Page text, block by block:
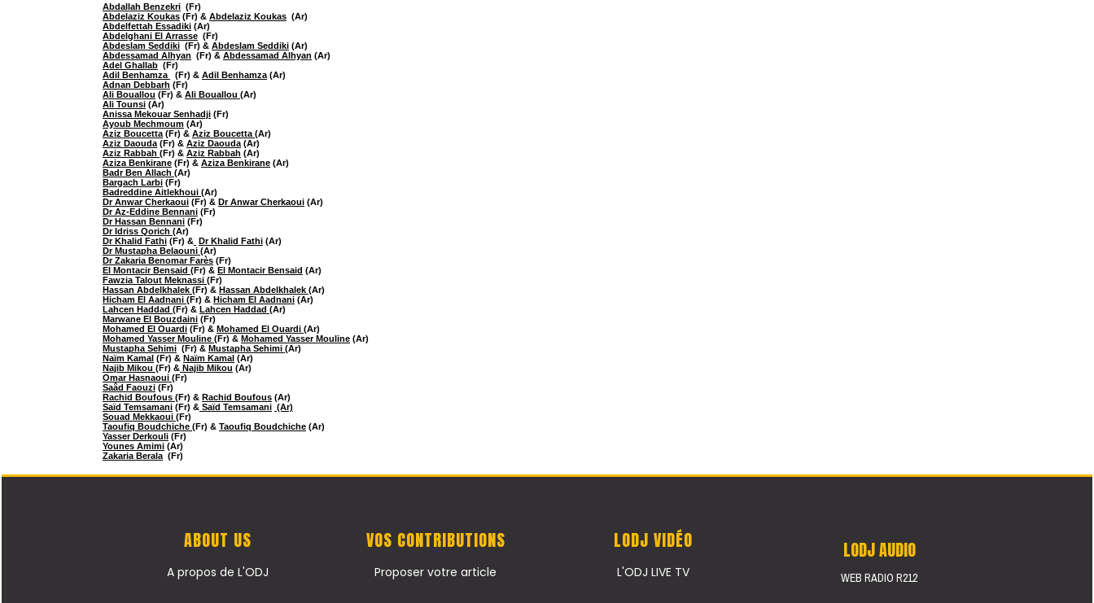
Abdallah Benzekri (Fr)
Abdelaziz Koukas (Fr) & Abdelaziz Koukas (Ar)
Abdelfettah Essadiki (Ar)
Abdelghani El Arrasse (Fr)
Abdeslam Seddiki (Fr) & Abdeslam Seddiki (Ar)
Abdessamad Alhyan (Fr) & Abdessamad Alhyan (Ar)
Adel Ghallab (Fr)
Adil Benhamza
(Fr) & Adil Benhamza (Ar)
Adnan Debbarh (Fr)
Ali Bouallou (Fr) & Ali Bouallou (Ar)
Ali Tounsi (Ar)
Anissa Mekouar Senhadji (Fr)
Ayoub Mechmoum (Ar)
Aziz Boucetta (Fr) & Aziz Boucetta (Ar)
Aziz Daouda (Fr) & Aziz Daouda (Ar)
Aziz Rabbah (Fr) & Aziz Rabbah (Ar)
Aziza Benkirane (Fr) & Aziza Benkirane (Ar)
Badr Ben Allach (Ar)
Bargach Larbi (Fr)
Badreddine Aitlekhoui (Ar)
Dr Anwar Cherkaoui (Fr) & Dr Anwar Cherkaoui (Ar)
Dr Az-Eddine Bennani (Fr)
Dr Hassan Bennani (Fr)
Dr Idriss Qorich (Ar)
Dr Khalid Fathi (Fr) & Dr Khalid Fathi (Ar)
Dr Mustapha Belaouni (Ar)
Dr Zakaria Benomar Farès (Fr)
El Montacir Bensaid (Fr) & El Montacir Bensaid (Ar)
Fawzia Talout Meknassi (Fr)
Hassan Abdelkhalek (Fr) & Hassan Abdelkhalek (Ar)
Hicham El Aadnani (Fr) & Hicham El Aadnani (Ar)
Lahcen Haddad (Fr) & Lahcen Haddad (Ar)
Marwane El Bouzdaini (Fr)
Mohamed El Ouardi (Fr) & Mohamed El Ouardi (Ar)
Mohamed Yasser Mouline (Fr) & Mohamed Yasser Mouline (Ar)
Mustapha Sehimi (Fr) & Mustapha Sehimi (Ar)
Naïm Kamal (Fr) & Naïm Kamal (Ar)
Najib Mikou (Fr) & Najib Mikou (Ar)
Omar Hasnaoui (Fr)
Saâd Faouzi (Fr)
Rachid Boufous (Fr) & Rachid Boufous (Ar)
Saïd Temsamani (Fr) & Saïd Temsamani (Ar)
Souad Mekkaoui (Fr)
Taoufiq Boudchiche (Fr) & Taoufiq Boudchiche (Ar)
Yasser Derkouli (Fr)
Younes Amimi (Ar)
Zakaria Berala (Fr)
ABOUT US
A propos de L'ODJ
VOS CONTRIBUTIONS
Proposer votre article
LODJ VIDÉO
L'ODJ LIVE TV
LODJ AUDIO
WEB RADIO R212